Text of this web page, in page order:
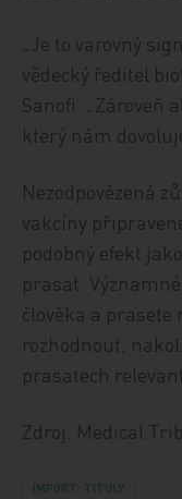
„Je to varovný
vědecký ředitel
Sanofi. „Zároveň
který nám
Nezodpovězená
vakcíny
podobný efekt
prasat.
člověka a prasete
rozhodnout,
prasatech
Zdroj: Medical
IMPORT: TITULY